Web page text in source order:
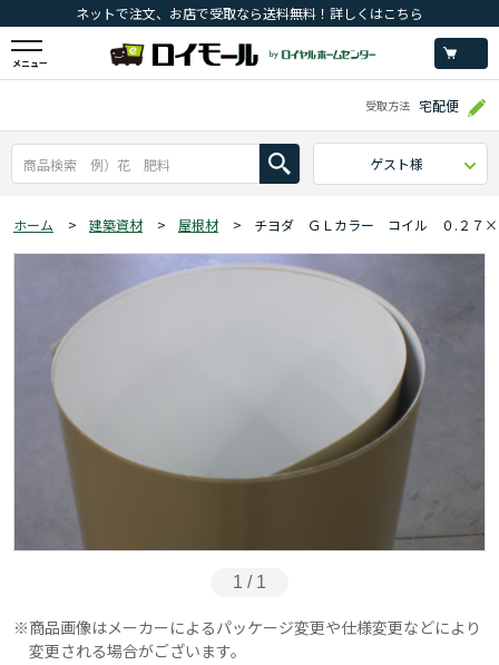
ネットで注文、お店で受取なら送料無料！詳しくはこちら
メニュー
受取方法 宅配便
ゲスト様
ホーム > 建築資材 > 屋根材 > チヨダ ＧＬカラー コイル ０.２７
1 / 1
商品画像はメーカーによるパッケージ変更や仕様変更などにより
変更される場合がございます。